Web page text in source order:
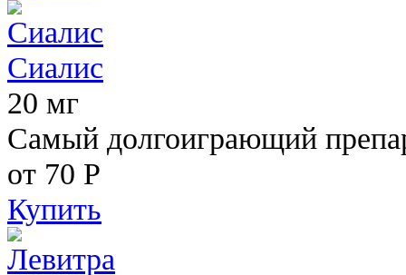
Сиалис
20 мг
Самый долгоиграющий
от 70 Р
Купить